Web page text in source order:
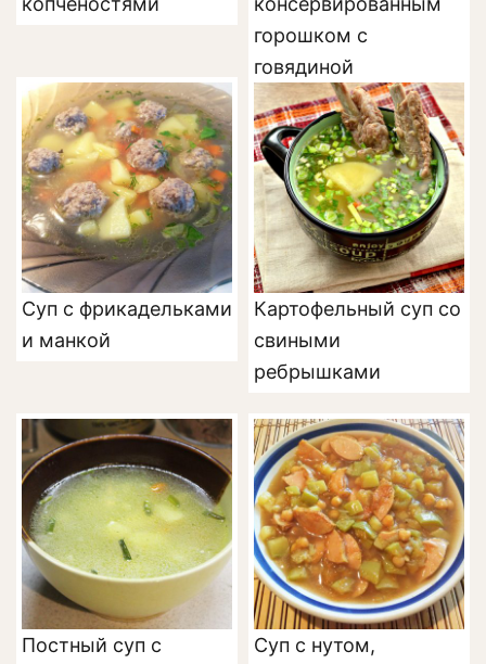
горошком с
говядиной
Суп с фрикадельками
и манкой
Картофельный суп со
свиными
ребрышками
Постный суп с
Суп с нутом,